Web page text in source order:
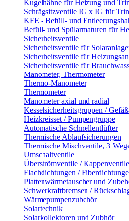
Kugelhähne für Heizung und
Schrägsitzventile IG x IG für
KFE - Befüll- und
Befüll- und Spülarmaturen für
Sicherheitsventile
Sicherheitsventile für
Sicherheitsventile für
Sicherheitsventile für
Manometer, Thermometer
Thermo-Manometer
Thermometer
Manometer axial und radial
Kesselsicherheitsgruppen /
Heizkreisset / Pumpengruppe
Automatische Schnellentlüfter
Thermische Ablaufsicherungen
Thermische Mischventile, 3-
Umschaltventile
Überströmventile / Kappenventile
Flachdichtungen /
Plattenwärmetauscher und
Schwerkraftbremsen /
Wärmepumpenzubehör
Solartechnik
Solarkollektoren und Zubhör